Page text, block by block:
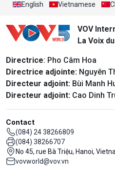
English Vietnamese
VOV
La Voix
Directrice: Pho Câm Hoa
Directrice adjointe: Nguyên
Directeur adjoint: Bùi Manh
Directeur adjoint: Cao Dinh
Contact
(084) 24 38266809
(084) 38266707
No 45, rue Bà Triệu, Hanoi,
vovworld@vov.vn